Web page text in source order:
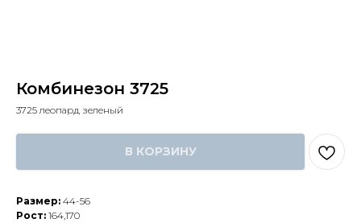
Комбинезон 3725
3725 леопард зеленый
В КОРЗИНУ
Размер: 44-56
Рост: 164,170